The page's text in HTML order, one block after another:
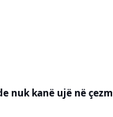
nuk kanë ujë në